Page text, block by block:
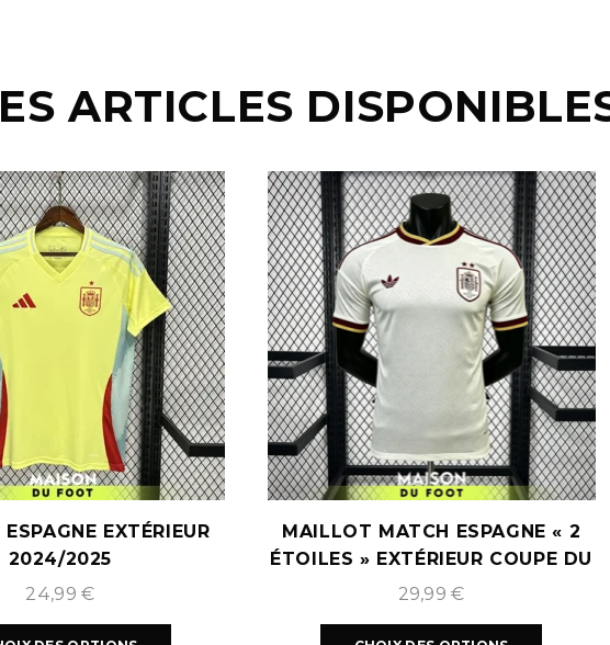
ARTICLES
EXTÉRIEUR
2024/2025
24,99€
MAILLOT MATCH ESPAGNE « 2
ÉTOILES » EXTÉRIEUR COUPE DU
MONDE 2026
29,99€